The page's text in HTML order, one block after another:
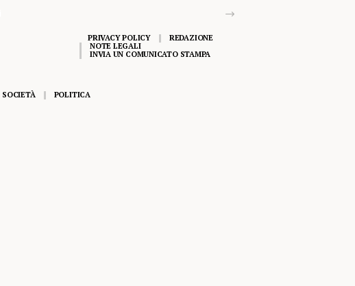
PRIVACY POLICY
REDAZIONE
NOTE LEGALI
INVIA UN COMUNICATO STAMPA
SOCIETÀ POLITICA